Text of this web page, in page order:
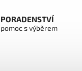
PORADENSTVÍ
pomoc s výběrem